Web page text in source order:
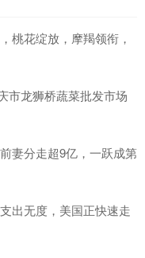
桃花绽放，摩羯领衔，
市龙狮桥蔬菜批发市场
妻分走超9亿，一跃成第
出无度，美国正快速走